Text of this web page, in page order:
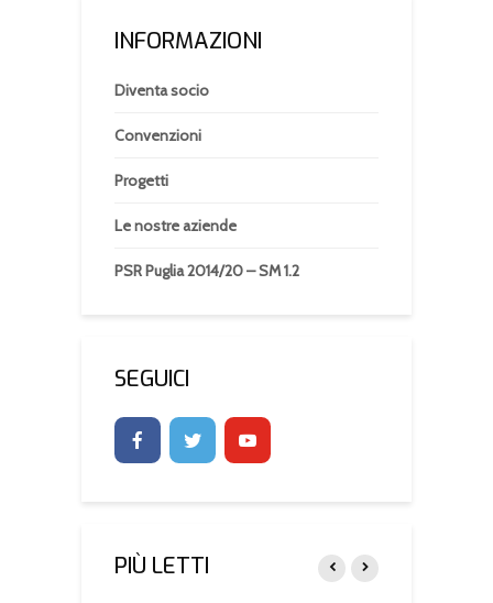
INFORMAZIONI
Diventa socio
Convenzioni
Progetti
Le nostre aziende
PSR Puglia 2014/20 – SM 1.2
SEGUICI
PIÙ LETTI